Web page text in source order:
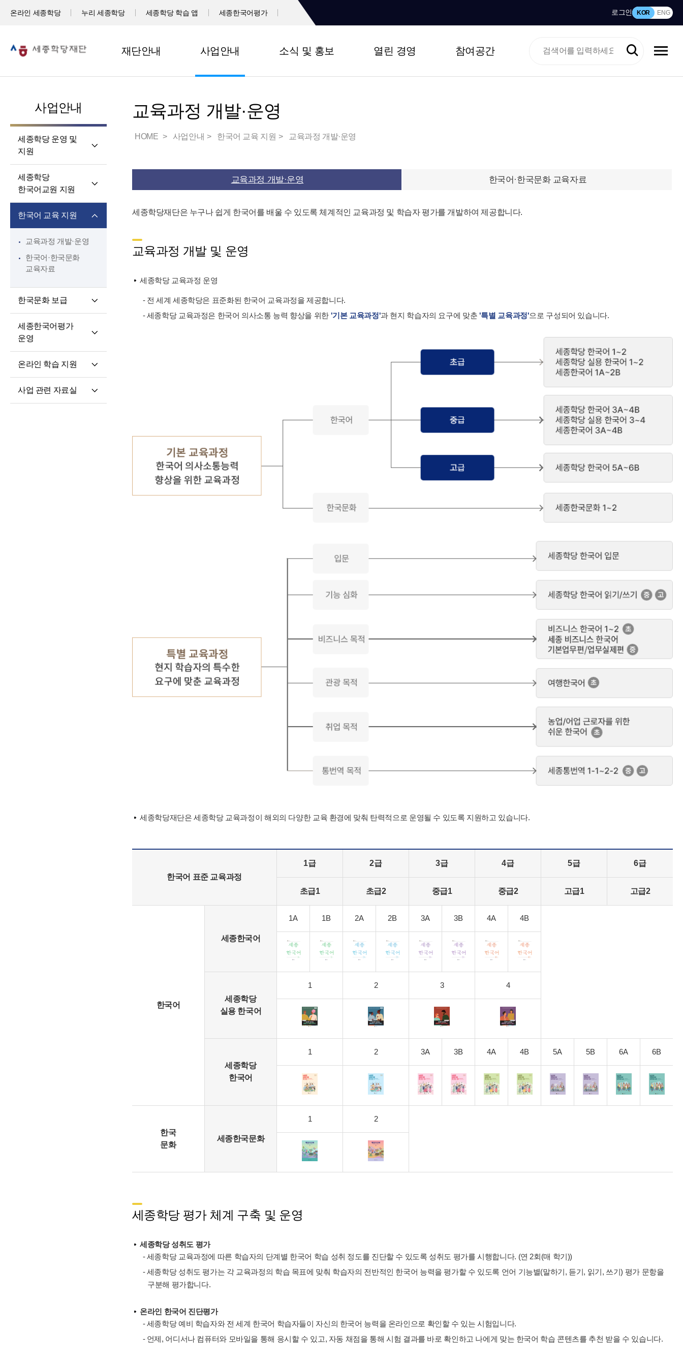
온라인 세종학당 누리 세종학당 세종학당 학습 앱 세종한국어평가 로그인 KOR ENG
재단안내 사업안내 소식 및 홍보 열린 경영 참여공간
사업안내
세종학당 운영 및
지원
세종학당 신규 지정
세종학당 운영 지원
세종학당
한국어교원 지원
한국어교원의 직무와
핵심 역량
교원 전문성 강화
파견교원 지원
한국어 교육 지원
교육과정 개발·운영
한국어·한국문화
교육자료
한국문화 보급
말하기 쓰기 대회
세종학당 문화인턴
세종한국어평가
운영
온라인 학습 지원
사업 관련 자료실
교육과정 개발·운영
HOME 사업안내 한국어 교육 지원 교육과정 개발·운영
교육과정 개발·운영 한국어·한국문화 교육자료
세종학당재단은 누구나 쉽게 한국어를 배울 수 있도록 체계적인 교육과정 및 학습자 평가를 개발하여 제공합니다.
교육과정 개발 및 운영
세종학당 교육과정 운영
- 전 세계 세종학당은 표준화된 한국어 교육과정을 제공합니다.
- 세종학당 교육과정은 한국어 의사소통 능력 향상을 위한 '기본 교육과정'과 현지 학습자의 요구에 맞춘 '특별 교육과정'으로 구성되어 있습니다.
세종학당재단은 세종학당 교육과정이 해외의 다양한 교육 환경에 맞춰 탄력적으로 운영될 수 있도록 지원하고 있습니다.
한국어 표준 교육과정
1급 2급 3급 4급 5급 6급
초급1 초급2 중급1 중급2 고급1 고급2
한국어
세종한국어
1A 1B 2A 2B 3A 3B 4A 4B
세종학당
실용 한국어
1 2 3 4
세종학당
한국어
1 2 3A 3B 4A 4B 5A 5B 6A 6B
한국
문화
세종한국문화
1 2
세종학당 평가 체계 구축 및 운영
세종학당 성취도 평가
- 세종학당 교육과정에 따른 학습자의 단계별 한국어 학습 성취 정도를 진단할 수 있도록 성취도 평가를 시행합니다. (연 2회(매 학기))
- 세종학당 성취도 평가는 각 교육과정의 학습 목표에 맞춰 학습자의 전반적인 한국어 능력을 평가할 수 있도록 언어 기능별(말하기, 듣기, 읽기, 쓰기) 평가 문항을
구분해 평가합니다.
온라인 한국어 진단평가
- 세종학당 예비 학습자와 전 세계 한국어 학습자들이 자신의 한국어 능력을 온라인으로 확인할 수 있는 시험입니다.
- 언제, 어디서나 컴퓨터와 모바일을 통해 응시할 수 있고, 자동 채점을 통해 시험 결과를 바로 확인하고 나에게 맞는 한국어 학습 콘텐츠를 추천 받을 수 있습니다.